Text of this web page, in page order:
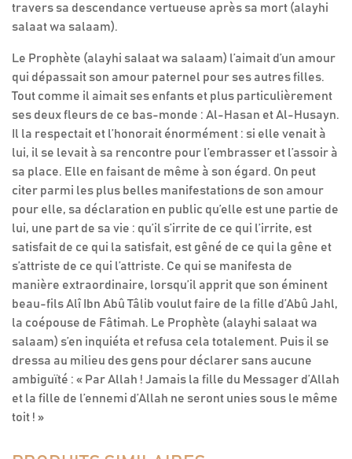
travers sa descendance vertueuse après sa mort (alayhi
salaat wa salaam).
Le Prophète (alayhi salaat wa salaam) l’aimait d’un amour
qui dépassait son amour paternel pour ses autres filles.
Tout comme il aimait ses enfants et plus particulièrement
ses deux fleurs de ce bas-monde : Al-Hasan et Al-Husayn.
Il la respectait et l’honorait énormément : si elle venait à
lui, il se levait à sa rencontre pour l’embrasser et l’assoir à
sa place. Elle en faisant de même à son égard. On peut
citer parmi les plus belles manifestations de son amour
pour elle, sa déclaration en public qu’elle est une partie de
lui, une part de sa vie : qu’il s’irrite de ce qui l’irrite, est
satisfait de ce qui la satisfait, est gêné de ce qui la gêne et
s’attriste de ce qui l’attriste. Ce qui se manifesta de
manière extraordinaire, lorsqu’il apprit que son éminent
beau-fils Alî Ibn Abû Tâlib voulut faire de la fille d’Abû Jahl,
la coépouse de Fâtimah. Le Prophète (alayhi salaat wa
salaam) s’en inquiéta et refusa cela totalement. Puis il se
dressa au milieu des gens pour déclarer sans aucune
ambiguïté : « Par Allah ! Jamais la fille du Messager d’Allah
et la fille de l’ennemi d’Allah ne seront unies sous le même
toit ! »